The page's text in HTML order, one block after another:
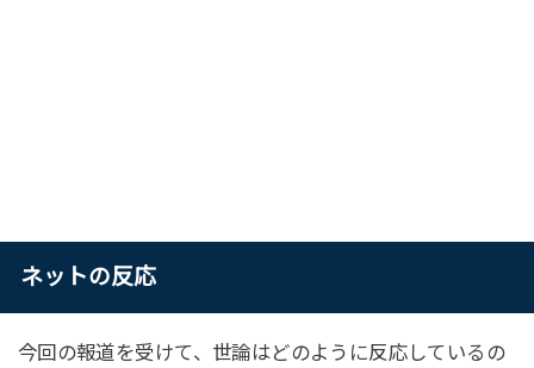
ネットの反応
今回の報道を受けて、世論はどのように反応しているの